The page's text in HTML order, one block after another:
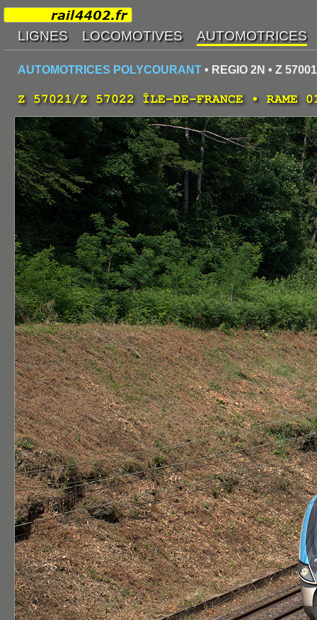
AUTOMOTRICES POLYCOURANT • REGIO 2N • Z
Z 57021/Z 57022 ÎLE-DE-FRANCE • RAME